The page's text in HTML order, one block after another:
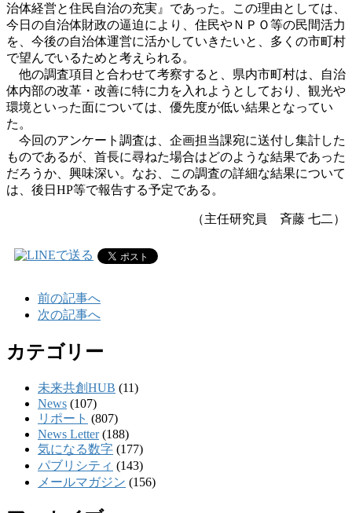
治体経営と住民自治の充実』であった。この理由としては、
今日の自治体財政の逼迫により、住民やＮＰＯ等の民間活力
を、今後の自治体運営に活かしていきたいと、多くの市町村
で望んでいるためと考えられる。
他の調査項目と合わせて考察すると、県内市町村は、自治
体内部の改革・改善に特に力を入れようとしており、観光や
環境といった面については、優先度が低い結果となってい
た。
今回のアンケート調査は、企画担当課宛に送付し集計した
ものであるが、首長に尋ねた場合はどのような結果であった
だろうか、興味深い。なお、この調査の詳細な結果について
は、後日HP等で報告する予定である。
（主任研究員 斉藤 七二）
前の記事へ
次の記事へ
カテゴリー
未来共創HUB (11)
News (107)
リポート (807)
News Letter(188)
気になる数字 (177)
パブリシティ (143)
メールマガジン (156)